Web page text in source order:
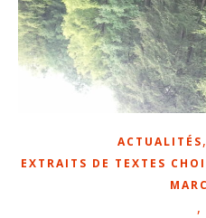
ACTUALITÉS,
EXTRAITS DE TEXTES
,